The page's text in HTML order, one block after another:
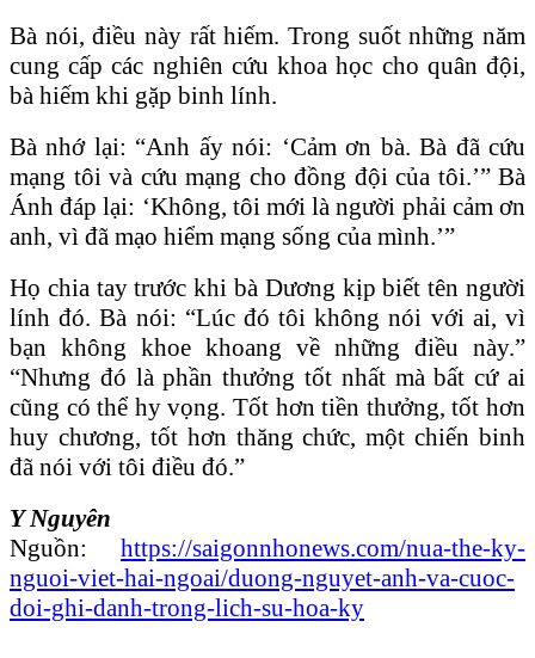
Bà nói, điều này rất hiếm. Trong suốt những năm
cung cấp các nghiên cứu khoa học cho quân đội,
bà hiếm khi gặp binh lính.
Bà nhớ lại: “Anh ấy nói: ‘Cảm ơn bà. Bà đã cứu
mạng tôi và cứu mạng cho đồng đội của tôi.’” Bà
Ánh đáp lại: ‘Không, tôi mới là người phải cảm ơn
anh, vì đã mạo hiểm mạng sống của mình.’”
Họ chia tay trước khi bà Dương kịp biết tên người
lính đó. Bà nói: “Lúc đó tôi không nói với ai, vì
bạn không khoe khoang về những điều này.”
“Nhưng đó là phần thưởng tốt nhất mà bất cứ ai
cũng có thể hy vọng. Tốt hơn tiền thưởng, tốt hơn
huy chương, tốt hơn thăng chức, một chiến binh
đã nói với tôi điều đó.”
Y Nguyên
Nguồn: https://saigonnhonews.com/nua-the-ky-
nguoi-viet-hai-ngoai/duong-nguyet-anh-va-cuoc-
doi-ghi-danh-trong-lich-su-hoa-ky